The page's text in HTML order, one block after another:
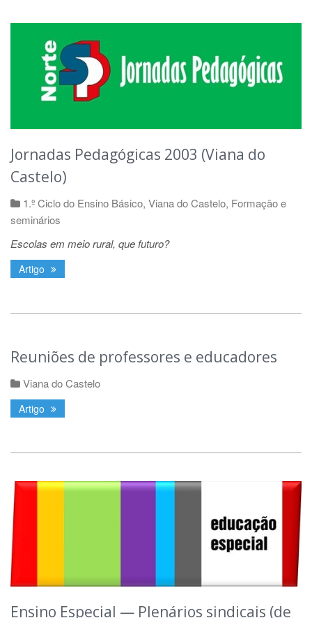
Jornadas Pedagógicas 2003 (Viana do
Castelo)
1.º Ciclo do Ensino Básico, Viana do Castelo, Formação e
seminários
Escolas em meio rural, que futuro?
Artigo
Reuniões de professores e educadores
Viana do Castelo
Artigo
Ensino Especial — Plenários sindicais (de